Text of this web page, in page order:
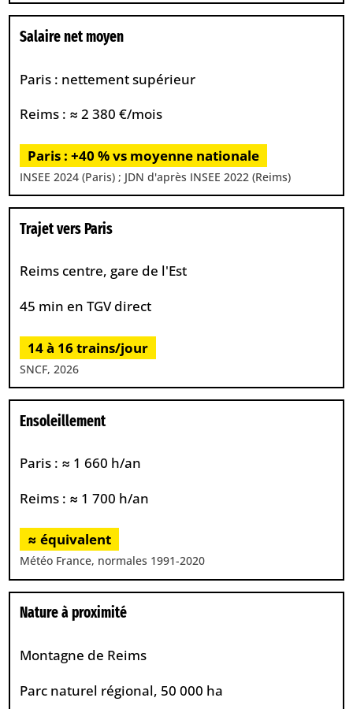
Salaire net moyen
Paris : nettement supérieur
Reims : ≈ 2 380 €/mois
Paris : +40 % vs moyenne nationale
INSEE 2024 (Paris) ; JDN d'après INSEE 2022 (Reims)
Trajet vers Paris
Reims centre, gare de l'Est
45 min en TGV direct
14 à 16 trains/jour
SNCF, 2026
Ensoleillement
Paris : ≈ 1 660 h/an
Reims : ≈ 1 700 h/an
≈ équivalent
Météo France, normales 1991-2020
Nature à proximité
Montagne de Reims
Parc naturel régional, 50 000 ha